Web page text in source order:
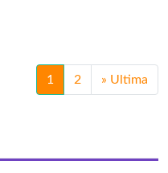
1 2 » Ultima